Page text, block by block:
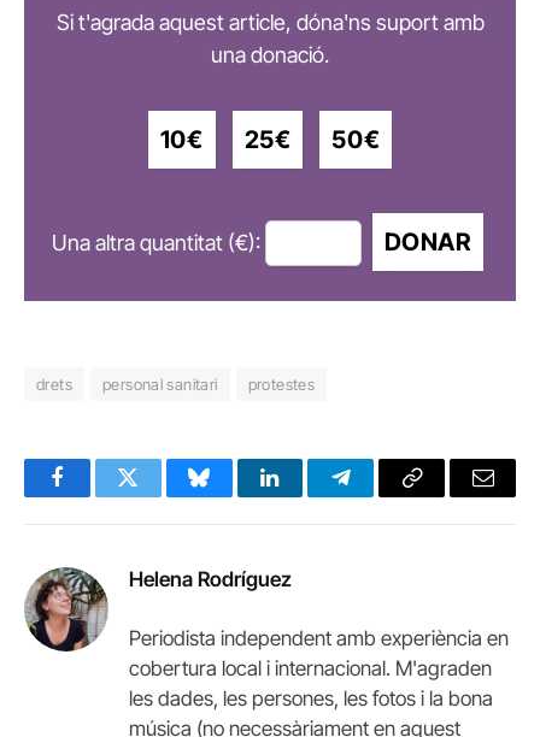
Si t'agrada aquest article, dóna'ns suport amb
una donació.
10€ 25€ 50€
Una altra quantitat (€): DONAR
drets personal sanitari protestes
FacebookTwitter BlueskyLinkedInTelegramCopy
Email
Helena Rodríguez
Periodista independent amb experiència en
cobertura local i internacional. M'agraden
les dades, les persones, les fotos i la bona
música (no necessàriament en aquest